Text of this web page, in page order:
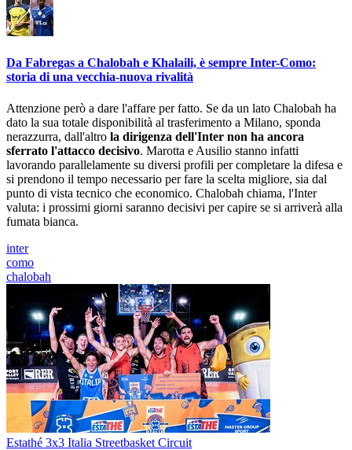
Da Fabregas a Chalobah e Khalaili, è sempre Inter-Como:
storia di una vecchia-nuova rivalità
Attenzione però a dare l'affare per fatto. Se da un lato Chalobah ha
dato la sua totale disponibilità al trasferimento a Milano, sponda
nerazzurra, dall'altro la dirigenza dell'Inter non ha ancora
sferrato l'attacco decisivo. Marotta e Ausilio stanno infatti
lavorando parallelamente su diversi profili per completare la difesa e
si prendono il tempo necessario per fare la scelta migliore, sia dal
punto di vista tecnico che economico. Chalobah chiama, l'Inter
valuta: i prossimi giorni saranno decisivi per capire se si arriverà alla
fumata bianca.
inter
como
chalobah
Estathé 3x3 Italia Streetbasket Circuit